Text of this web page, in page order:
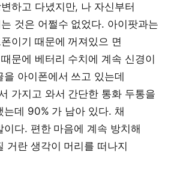
하고 다녔지만, 나 자신부터
것은 어쩔수 없었다. 아이팟과는
이기 때문에 꺼져있으 면
문에 베터리 수치에 계속 신경이
아이폰에서 쓰고 있는데
가지고 와서 간단한 통화 두통을
는데 90% 가 남아 있다. 채
다. 편한 마음에 계속 방치해
거란 생각이 머리를 떠나지